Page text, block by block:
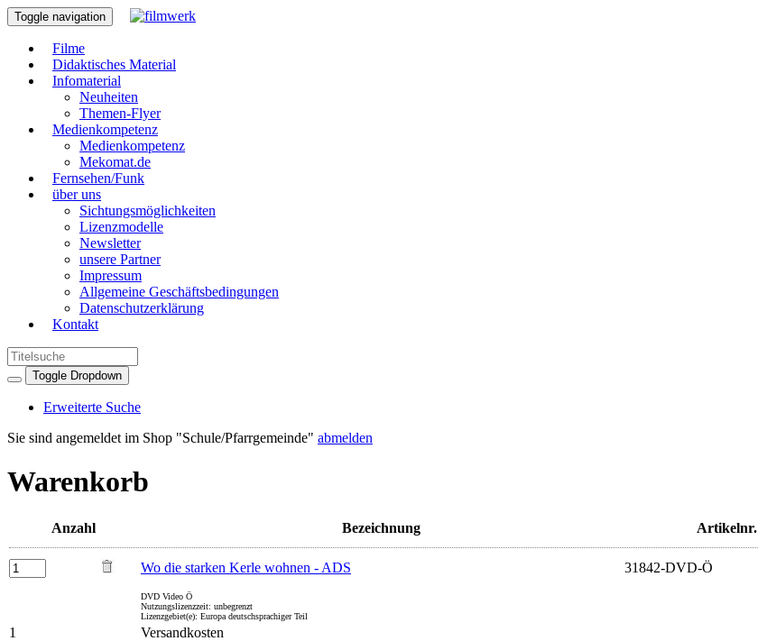
Toggle navigation
Filme
Didaktisches Material
Infomaterial
Neuheiten
Themen-Flyer
Medienkompetenz
Medienkompetenz
Mekomat.de
Fernsehen/Funk
über uns
Sichtungsmöglichkeiten
Lizenzmodelle
Newsletter
unsere Partner
Impressum
Allgemeine Geschäftsbedingungen
Datenschutzerklärung
Kontakt
Toggle Dropdown
Erweiterte Suche
Sie sind angemeldet im Shop "Schule/Pfarrgemeinde" abmelden
Warenkorb
Anzahl Bezeichnung Artikelnr.
Wo die starken Kerle wohnen - ADS 31842-DVD-Ö
DVD Video Ö
Nutzungslizenzzeit: unbegrenzt
Lizenzgebiet(e): Europa deutschsprachiger Teil
1 Versandkosten